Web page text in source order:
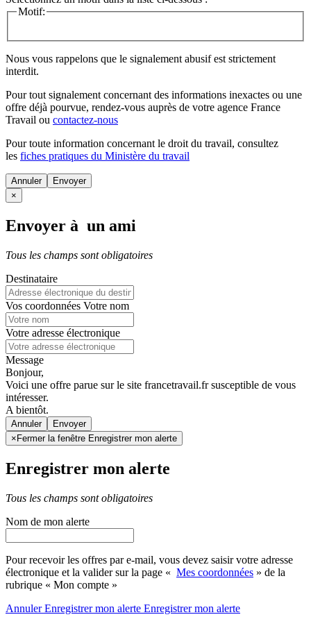
Motif:
Nous vous rappelons que le signalement abusif est strictement
interdit.
Pour tout signalement concernant des informations inexactes ou une
offre déjà pourvue, rendez-vous auprès de votre agence France
Travail ou contactez-nous
Pour toute information concernant le droit du travail, consultez
les fiches pratiques du Ministère du travail
Annuler
×
Envoyer à un ami
Tous les champs sont obligatoires
Destinataire
Vos coordonnées Votre nom
Votre adresse électronique
Message
Bonjour,
Voici une offre parue sur le site francetravail.fr susceptible de vous
intéresser.
A bientôt.
Annuler
× Fermer la fenêtre Enregistrer mon alerte
Enregistrer mon alerte
Tous les champs sont obligatoires
Nom de mon alerte
Pour recevoir les offres par e-mail, vous devez saisir votre adresse
électronique et la valider sur la page « Mes coordonnées » de la
rubrique « Mon compte »
AnnulerEnregistrer mon alerte Enregistrermon alerte